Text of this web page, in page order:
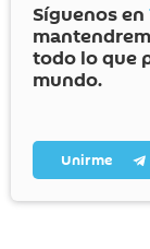
Síguenos en
todo lo que
mundo.
Unirme